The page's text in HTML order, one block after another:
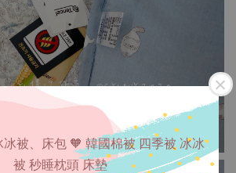
被、床包 🧡 韓國棉被 四季被 冰冰
被 秒睡枕頭 床墊